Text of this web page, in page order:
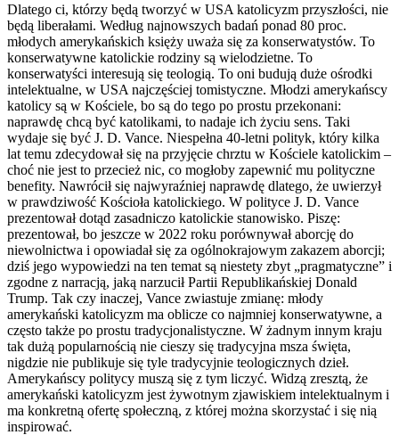
Dlatego ci, którzy będą tworzyć w USA katolicyzm przyszłości, nie
będą liberałami. Według najnowszych badań ponad 80 proc.
młodych amerykańskich księży uważa się za konserwatystów. To
konserwatywne katolickie rodziny są wielodzietne. To
konserwatyści interesują się teologią. To oni budują duże ośrodki
intelektualne, w USA najczęściej tomistyczne. Młodzi amerykańscy
katolicy są w Kościele, bo są do tego po prostu przekonani:
naprawdę chcą być katolikami, to nadaje ich życiu sens. Taki
wydaje się być J. D. Vance. Niespełna 40-letni polityk, który kilka
lat temu zdecydował się na przyjęcie chrztu w Kościele katolickim –
choć nie jest to przecież nic, co mogłoby zapewnić mu polityczne
benefity. Nawrócił się najwyraźniej naprawdę dlatego, że uwierzył
w prawdziwość Kościoła katolickiego. W polityce J. D. Vance
prezentował dotąd zasadniczo katolickie stanowisko. Piszę:
prezentował, bo jeszcze w 2022 roku porównywał aborcję do
niewolnictwa i opowiadał się za ogólnokrajowym zakazem aborcji;
dziś jego wypowiedzi na ten temat są niestety zbyt „pragmatyczne” i
zgodne z narracją, jaką narzucił Partii Republikańskiej Donald
Trump. Tak czy inaczej, Vance zwiastuje zmianę: młody
amerykański katolicyzm ma oblicze co najmniej konserwatywne, a
często także po prostu tradycjonalistyczne. W żadnym innym kraju
tak dużą popularnością nie cieszy się tradycyjna msza święta,
nigdzie nie publikuje się tyle tradycyjnie teologicznych dzieł.
Amerykańscy politycy muszą się z tym liczyć. Widzą zresztą, że
amerykański katolicyzm jest żywotnym zjawiskiem intelektualnym i
ma konkretną ofertę społeczną, z której można skorzystać i się nią
inspirować.